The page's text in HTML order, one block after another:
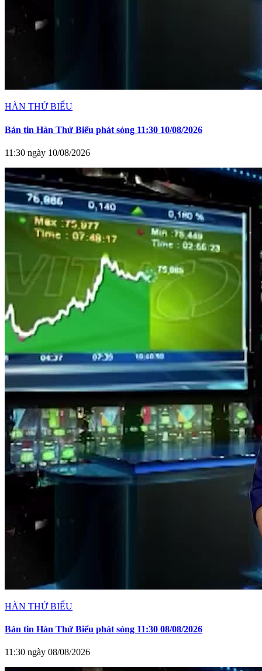
HÀN THỬ BIỂU
Bản tin Hàn Thử Biểu phát sóng 11:30 10/08/2026
11:30 ngày 10/08/2026
HÀN THỬ BIỂU
Bản tin Hàn Thử Biểu phát sóng 11:30 08/08/2026
11:30 ngày 08/08/2026